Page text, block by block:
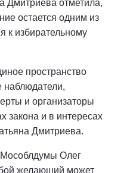
Дмитриева отметила,
остается одним из
к избирательному
пространство
наблюдатели,
и организаторы
закона и в интересах
Дмитриева.
Мособлдумы Олег
желающий может